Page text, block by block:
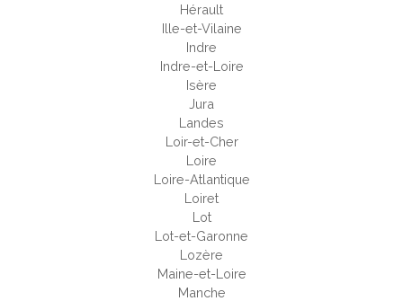
Hérault
Ille-et-Vilaine
Indre
Indre-et-Loire
Isère
Jura
Landes
Loir-et-Cher
Loire
Loire-Atlantique
Loiret
Lot
Lot-et-Garonne
Lozère
Maine-et-Loire
Manche